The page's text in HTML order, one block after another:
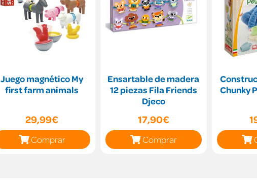
Juego magnético My
first farm animals
29,99€
Comprar
Ensartable de madera
12 piezas Fila Friends
Djeco
17,90€
Comprar
Chunky